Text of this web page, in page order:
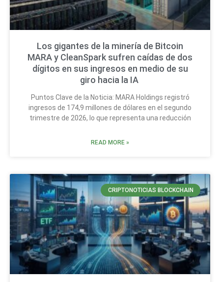
Los gigantes de la minería de Bitcoin
MARA y CleanSpark sufren caídas de dos
dígitos en sus ingresos en medio de su
giro hacia la IA
Puntos Clave de la Noticia: MARA Holdings registró
ingresos de 174,9 millones de dólares en el segundo
trimestre de 2026, lo que representa una reducción
READ MORE »
CRIPTONOTICIAS BLOCKCHAIN